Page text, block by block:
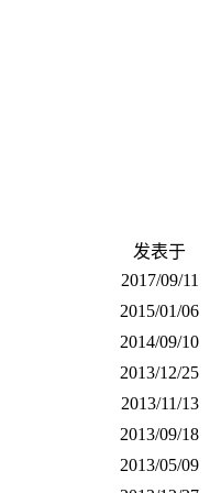
发表于
2017/09/11
2015/01/06
2014/09/10
2013/12/25
2013/11/13
2013/09/18
2013/05/09